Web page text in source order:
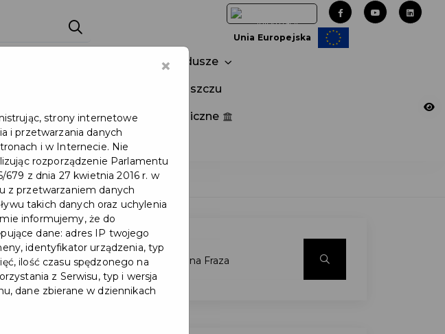
Unia Europejska
Fundusze
Zainwestuj w Pruszczu
sprawę Zamówienia publiczne
×
strony internetowe
i przetwarzania danych
i w Internecie. Nie
rozporządzenie Parlamentu
679 z dnia 27 kwietnia 2016 r. w
z przetwarzaniem danych
takich danych oraz uchylenia
informujemy, że do
dane: adres IP twojego
identyfikator urządzenia, typ
ilość czasu spędzonego na
z Serwisu, typ i wersja
dane zbierane w dziennikach